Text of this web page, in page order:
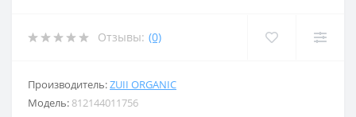
Отзывы: (0)
Производитель:ZUII ORGANIC
Модель: 812144011756